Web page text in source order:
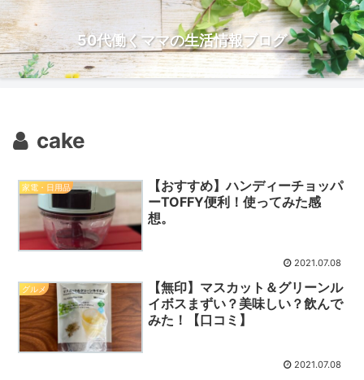
50代働くママの生活情報ブログ
cake
家電・日用品
【おすすめ】ハンディーチョッパ
ーTOFFY便利！使ってみた感
想。
2021.07.08
グルメ
【無印】マスカット＆グリーンル
イボスまずい？美味しい？飲んで
みた！【口コミ】
2021.07.08